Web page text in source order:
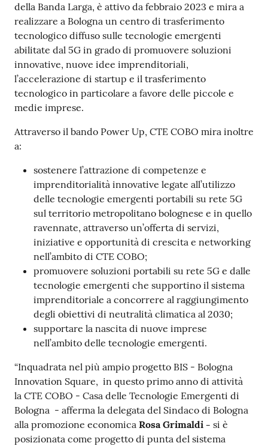
della Banda Larga, è attivo da febbraio 2023 e mira a
realizzare a Bologna un centro di trasferimento
tecnologico diffuso sulle tecnologie emergenti
abilitate dal 5G in grado di promuovere soluzioni
innovative, nuove idee imprenditoriali,
l’accelerazione di startup e il trasferimento
tecnologico in particolare a favore delle piccole e
medie imprese.
Attraverso il bando Power Up, CTE COBO mira inoltre
a:
sostenere l’attrazione di competenze e
imprenditorialità innovative legate all’utilizzo
delle tecnologie emergenti portabili su rete 5G
sul territorio metropolitano bolognese e in quello
ravennate, attraverso un’offerta di servizi,
iniziative e opportunità di crescita e networking
nell’ambito di CTE COBO;
promuovere soluzioni portabili su rete 5G e dalle
tecnologie emergenti che supportino il sistema
imprenditoriale a concorrere al raggiungimento
degli obiettivi di neutralità climatica al 2030;
supportare la nascita di nuove imprese
nell’ambito delle tecnologie emergenti.
“Inquadrata nel più ampio progetto BIS - Bologna
Innovation Square, in questo primo anno di attività
la CTE COBO - Casa delle Tecnologie Emergenti di
Bologna - afferma la delegata del Sindaco di Bologna
alla promozione economica Rosa Grimaldi - si è
posizionata come progetto di punta del sistema